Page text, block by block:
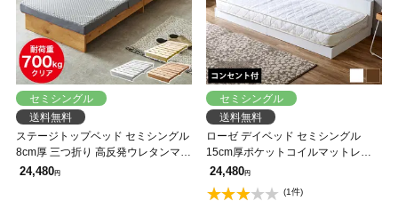
セミシングル
送料無料
ステージトップベッド セミシングル
8cm厚 三つ折り 高反発ウレタンマッ
トセットヘッドレス ローベッド 耐
24,480円
セミシングル
送料無料
ローゼ デイベッド セミシングル
15cm厚ポケットコイルマットレス
セット 棚 コンセント付き すのこベ
ッド セミシングルベッドローベッド
24,480円
(1件)